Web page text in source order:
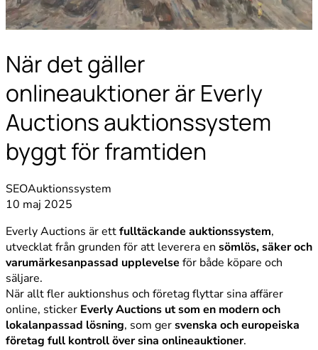
När det gäller
onlineauktioner är Everly
Auctions auktionssystem
byggt för framtiden
SEOAuktionssystem
10 maj 2025
Everly Auctions är ettfulltäckande auktionssystem,
utvecklat från grunden för att leverera en sömlös, säker och
varumärkesanpassad upplevelse för både köpare och
säljare.
När allt fler auktionshus och företag flyttar sina affärer
online, sticker Everly Auctions ut som en modern och
lokalanpassad lösning, som gersvenska och europeiska
företag full kontroll över sina onlineauktioner.